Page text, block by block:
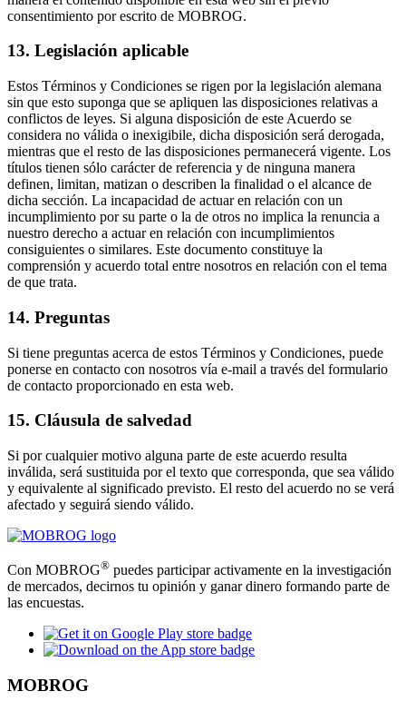
consentimiento por escrito de MOBROG.
13. Legislación aplicable
Estos Términos y Condiciones se rigen por la legislación alemana
sin que esto suponga que se apliquen las disposiciones relativas a
conflictos de leyes. Si alguna disposición de este Acuerdo se
considera no válida o inexigibile, dicha disposición será derogada,
mientras que el resto de las disposiciones permanecerá vigente. Los
títulos tienen sólo carácter de referencia y de ninguna manera
definen, limitan, matizan o describen la finalidad o el alcance de
dicha sección. La incapacidad de actuar en relación con un
incumplimiento por su parte o la de otros no implica la renuncia a
nuestro derecho a actuar en relación con incumplimientos
consiguientes o similares. Este documento constituye la
comprensión y acuerdo total entre nosotros en relación con el tema
de que trata.
14. Preguntas
Si tiene preguntas acerca de estos Términos y Condiciones, puede
ponerse en contacto con nosotros vía e-mail a través del formulario
de contacto proporcionado en esta web.
15. Cláusula de salvedad
Si por cualquier motivo alguna parte de este acuerdo resulta
inválida, será sustituida por el texto que corresponda, que sea válido
y equivalente al significado previsto. El resto del acuerdo no se verá
afectado y seguirá siendo válido.
Con MOBROG® puedes participar activamente en la investigación
de mercados, decirnos tu opinión y ganar dinero formando parte de
las encuestas.
MOBROG